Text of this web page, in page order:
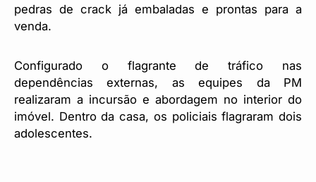
pedras de crack já embaladas e prontas para a
venda.
Configurado o flagrante de tráfico nas
dependências externas, as equipes da PM
realizaram a incursão e abordagem no interior do
imóvel. Dentro da casa, os policiais flagraram dois
adolescentes.